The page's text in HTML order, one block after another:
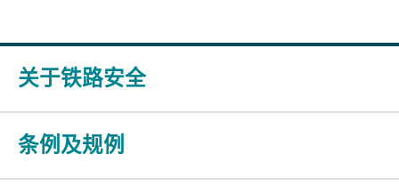
关于铁路安全
条例及规例